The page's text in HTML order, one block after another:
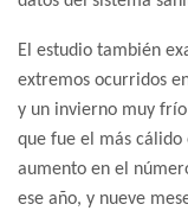
El estudio también
extremos ocurridos
y un invierno muy
que fue el más cálido
aumento en el
ese año, y nueve